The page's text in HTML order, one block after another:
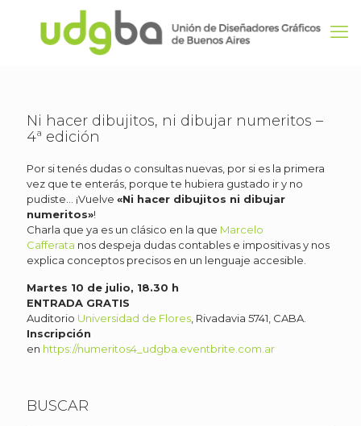
Ni hacer dibujitos, ni dibujar numeritos –
4ª edición
Por si tenés dudas o consultas nuevas, por si es la primera
vez que te enterás, porque te hubiera gustado ir y no
pudiste… ¡Vuelve «Ni hacer dibujitos ni dibujar
numeritos»!
Charla que ya es un clásico en la que Marcelo
Cafferata nos despeja dudas contables e impositivas y nos
explica conceptos precisos en un lenguaje accesible.
Martes 10 de julio, 18.30 h
ENTRADA GRATIS
Auditorio Universidad de Flores , Rivadavia 5741, CABA.
Inscripción
en https://numeritos4_udgba.eventbrite.com.ar
BUSCAR